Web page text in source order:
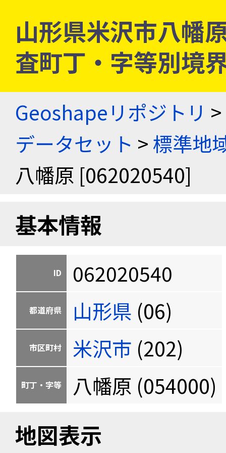
山形県米沢市八幡
査町丁・字等別境
Geoshapeリポジトリ >
データセット >標準地
八幡原 [062020540]
基本情報
ID 062020540
都道府県 山形県 (06)
市区町村 米沢市 (202)
町丁・字等 八幡原 (054000)
地図表示